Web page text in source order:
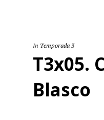
In Temporada 3
T3x05.
Blasco